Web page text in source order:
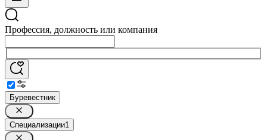
Профессия, должность или компания
Буревестник
Специализации1